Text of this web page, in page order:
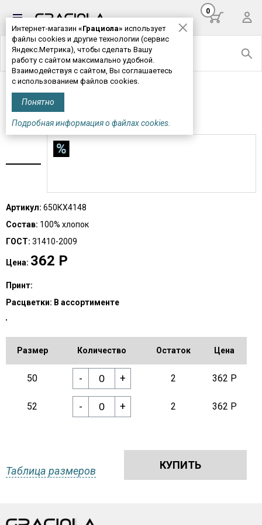
Интернет-магазин «Грациола» использует
файлы cookies и другие технологии (сервис
Яндекс.Метрика), чтобы сделать Вашу
работу с сайтом максимально удобной.
Взаимодействуя с сайтом, Вы соглашаетесь
с использованием файлов cookies.
Понятно
Подробная информация о файлах cookies.
0
Главная>Мужская одежда
ШОРТЫ МУЖСКИЕ М650*
Артикул: 650КХ4148
Состав: 100% хлопок
ГОСТ: 31410-2009
Цена: 362 Р
Принт:
Расцветки: В ассортименте
Размер Количество Остаток Цена
50 +
- 2 362 Р
52 +
- 2 362 Р
Таблица размеров КУПИТЬ